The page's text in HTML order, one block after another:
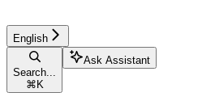
English
Search...
⌘ K
Ask Assistant